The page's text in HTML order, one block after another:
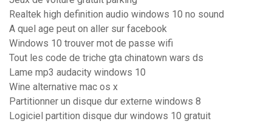
Realtek high definition audio windows 10 no sound
A quel age peut on aller sur facebook
Windows 10 trouver mot de passe wifi
Tout les code de triche gta chinatown wars ds
Lame mp3 audacity windows 10
Wine alternative mac os x
Partitionner un disque dur externe windows 8
Logiciel partition disque dur windows 10 gratuit